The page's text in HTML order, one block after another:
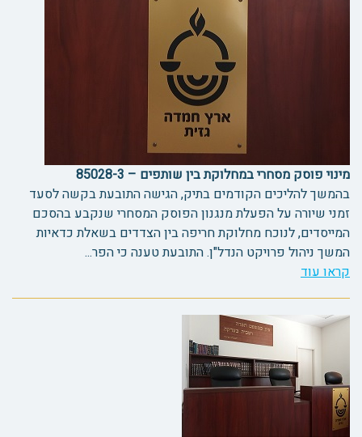
מינוי פוסק מסחרי במחלוקת בין שותפים – 85028-3
בהמשך להליכים הקודמים בתיק, הגישה התובעת בקשה לסעד
זמני שיורה על הפעלת מנגנון הפוסק המסחרי שנקבע בהסכם
המייסדים, לנוכח מחלוקת חריפה בין הצדדים בשאלת כדאיות
המשך ניהול פרויקט הנדל"ן. התובעת טענה כי הפר...
קראו עוד